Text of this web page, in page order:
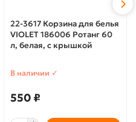
22-3617 Корзина для белья
VIOLET 186006 Ротанг 60
л, белая, с крышкой
В наличии ✓
550 ₽